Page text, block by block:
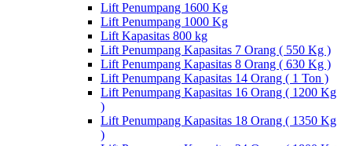
Lift Penumpang 1600 Kg
Lift Penumpang 1000 Kg
Lift Kapasitas 800 kg
Lift Penumpang Kapasitas 7 Orang ( 550 Kg )
Lift Penumpang Kapasitas 8 Orang ( 630 Kg )
Lift Penumpang Kapasitas 14 Orang ( 1 Ton )
Lift Penumpang Kapasitas 16 Orang ( 1200 Kg
)
Lift Penumpang Kapasitas 18 Orang ( 1350 Kg
)